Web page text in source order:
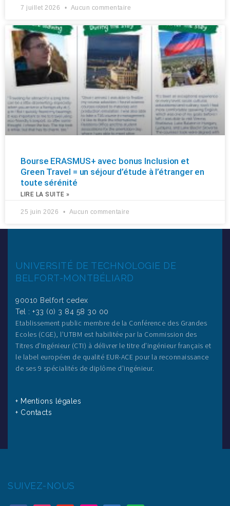
7 juillet 2026 Aucun commentaire
Bourse ERASMUS+ avec bonus Inclusion et
Green Travel = un séjour d’étude à l’étranger en
toute sérénité
LIRE LA SUITE »
25 juin 2026 Aucun commentaire
UNIVERSITÉ DE TECHNOLOGIE DE
BELFORT-MONTBÉLIARD
90010 Belfort cedex
Tel : +33 (0) 3 84 58 30 00
Etablissement public membre de la Conférence des Grandes
Ecoles (CGE), l’UTBM est habilitée par la Commission des
Titres d’Ingénieur (CTI) à délivrer le titre d’ingénieur français et
le label européen de qualité EUR-ACE pour la reconnaissance
de ses 9 spécialités de diplôme d’ingénieur.
+ Mentions légales
+ Contacts
SUIVEZ-NOUS